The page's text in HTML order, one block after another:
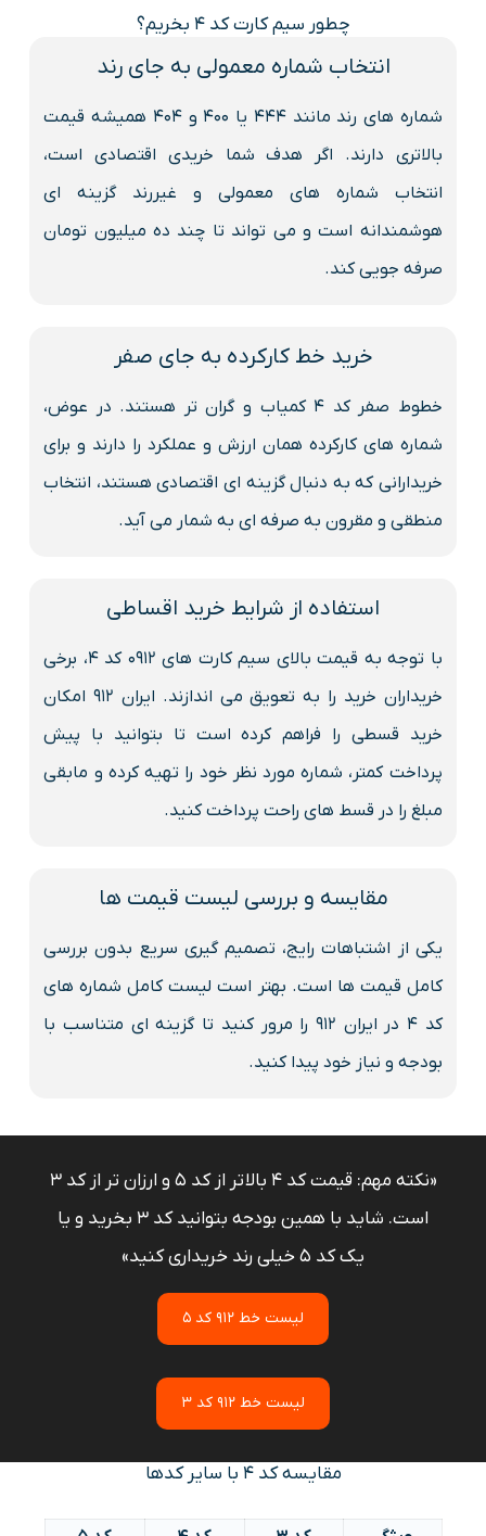
چطور سیم کارت کد 4 بخریم؟
انتخاب شماره معمولی به جای رند
شماره های رند مانند 444 یا 400 و 404 همیشه قیمت
بالاتری دارند. اگر هدف شما خریدی اقتصادی است،
انتخاب شماره های معمولی و غیررند گزینه ای
هوشمندانه است و می تواند تا چند ده میلیون تومان
صرفه جویی کند.
خرید خط کارکرده به جای صفر
خطوط صفر کد ۴ کمیاب و گران تر هستند. در عوض،
شماره های کارکرده همان ارزش و عملکرد را دارند و برای
خریدارانی که به دنبال گزینه ای اقتصادی هستند، انتخاب
منطقی و مقرون به صرفه ای به شمار می آید.
استفاده از شرایط خرید اقساطی
با توجه به قیمت بالای سیم کارت های 0912 کد ۴، برخی
خریداران خرید را به تعویق می اندازند. ایران 912 امکان
خرید قسطی را فراهم کرده است تا بتوانید با پیش
پرداخت کمتر، شماره مورد نظر خود را تهیه کرده و مابقی
مبلغ را در قسط های راحت پرداخت کنید.
مقایسه و بررسی لیست قیمت ها
یکی از اشتباهات رایج، تصمیم گیری سریع بدون بررسی
کامل قیمت ها است. بهتر است لیست کامل شماره های
کد ۴ در ایران 912 را مرور کنید تا گزینه ای متناسب با
بودجه و نیاز خود پیدا کنید.
«نکته مهم: قیمت کد 4 بالاتر از کد 5 و ارزان تر از کد 3
است. شاید با همین بودجه بتوانید کد 3 بخرید و یا
یک کد 5 خیلی رند خریداری کنید»
لیست خط 912 کد 5
لیست خط 912 کد 3
مقایسه کد 4 با سایر کدها